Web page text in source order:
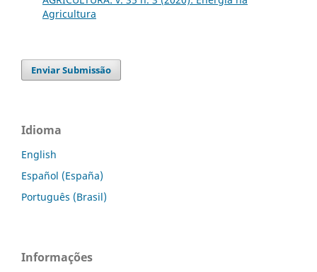
Agricultura
Enviar Submissão
Idioma
English
Español (España)
Português (Brasil)
Informações